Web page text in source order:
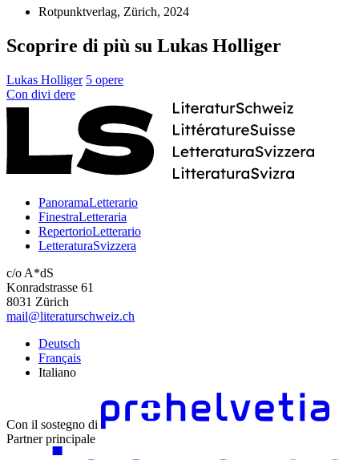
Rotpunktverlag, Zürich, 2024
Scoprire di più su Lukas Holliger
Lukas Holliger 5 opere
Con divi dere
PanoramaLetterario
FinestraLetteraria
RepertorioLetterario
LetteraturaSvizzera
c/o A*dS
Konradstrasse 61
8031 Zürich
mail@literaturschweiz.ch
Deutsch
Français
Italiano
Con il sostegno di
Partner principale